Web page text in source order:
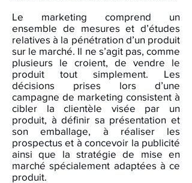
Le marketing comprend un
ensemble de mesures et d’études
relatives à la pénétration d’un produit
sur le marché. Il ne s’agit pas, comme
plusieurs le croient, de vendre le
produit tout simplement. Les
décisions prises lors d’une
campagne de marketing consistent à
cibler la clientèle visée par un
produit, à définir sa présentation et
son emballage, à réaliser les
prospectus et à concevoir la publicité
ainsi que la stratégie de mise en
marché spécialement adaptées à ce
produit.